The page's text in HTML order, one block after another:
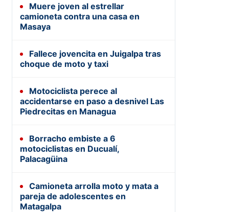
Muere joven al estrellar
camioneta contra una casa en
Masaya
Fallece jovencita en Juigalpa tras
choque de moto y taxi
Motociclista perece al
accidentarse en paso a desnivel Las
Piedrecitas en Managua
Borracho embiste a 6
motociclistas en Ducualí,
Palacagüina
Camioneta arrolla moto y mata a
pareja de adolescentes en
Matagalpa